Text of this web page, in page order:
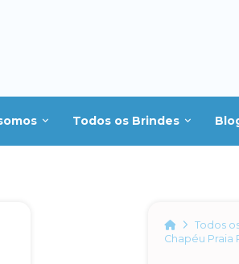
Todos os Brindes
HomeTodos
Chapéu Praia